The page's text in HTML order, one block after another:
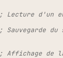
; Lecture d'un
; Sauvegarde
; Affichage de